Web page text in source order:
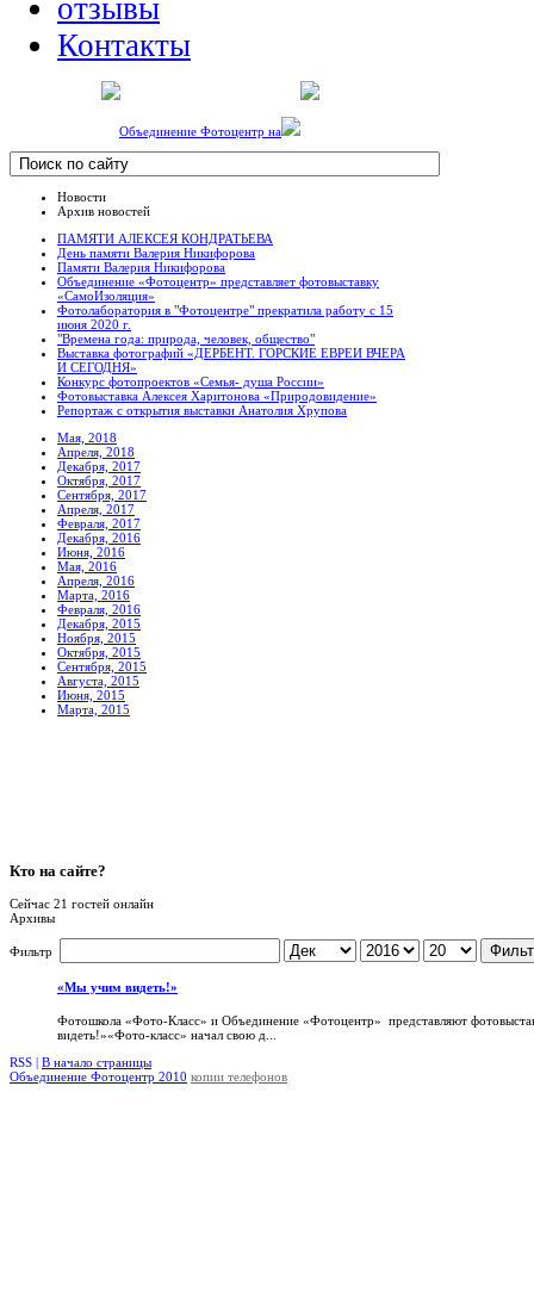
отзывы
Контакты
Объединение Фотоцентр на
Новости
Архив новостей
ПАМЯТИ АЛЕКСЕЯ КОНДРАТЬЕВА
День памяти Валерия Никифорова
Памяти Валерия Никифорова
Объединение «Фотоцентр» представляет фотовыставку
«СамоИзоляция»
Фотолаборатория в "Фотоцентре" прекратила работу с 15
июня 2020 г.
"Времена года: природа, человек, общество"
Выставка фотографий «ДЕРБЕНТ. ГОРСКИЕ ЕВРЕИ ВЧЕРА
И СЕГОДНЯ»
Конкурс фотопроектов «Семья- душа России»
Фотовыставка Алексея Харитонова «Природовидение»
Репортаж с открытия выставки Анатолия Хрупова
Мая, 2018
Апреля, 2018
Декабря, 2017
Октября, 2017
Сентября, 2017
Апреля, 2017
Февраля, 2017
Декабря, 2016
Июня, 2016
Мая, 2016
Апреля, 2016
Марта, 2016
Февраля, 2016
Декабря, 2015
Ноября, 2015
Октября, 2015
Сентября, 2015
Августа, 2015
Июня, 2015
Марта, 2015
Кто на сайте?
Сейчас 21 гостей онлайн
Архивы
Фильтр
«Мы учим видеть!»
Фотошкола «Фото-Класс» и Объединение «Фотоцентр» представляют
видеть!»«Фото-класс» начал свою д...
RSS | В начало страницы
Объединение Фотоцентр 2010 копии телефонов